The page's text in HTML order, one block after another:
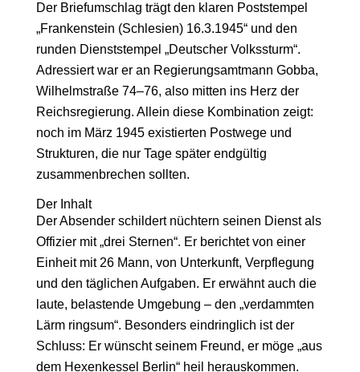
Der Briefumschlag trägt den klaren Poststempel
„Frankenstein (Schlesien) 16.3.1945“ und den
runden Dienststempel „Deutscher Volkssturm“.
Adressiert war er an Regierungsamtmann Gobba,
Wilhelmstraße 74–76, also mitten ins Herz der
Reichsregierung. Allein diese Kombination zeigt:
noch im März 1945 existierten Postwege und
Strukturen, die nur Tage später endgültig
zusammenbrechen sollten.
Der Inhalt
Der Absender schildert nüchtern seinen Dienst als
Offizier mit „drei Sternen“. Er berichtet von einer
Einheit mit 26 Mann, von Unterkunft, Verpflegung
und den täglichen Aufgaben. Er erwähnt auch die
laute, belastende Umgebung – den „verdammten
Lärm ringsum“. Besonders eindringlich ist der
Schluss: Er wünscht seinem Freund, er möge „aus
dem Hexenkessel Berlin“ heil herauskommen.